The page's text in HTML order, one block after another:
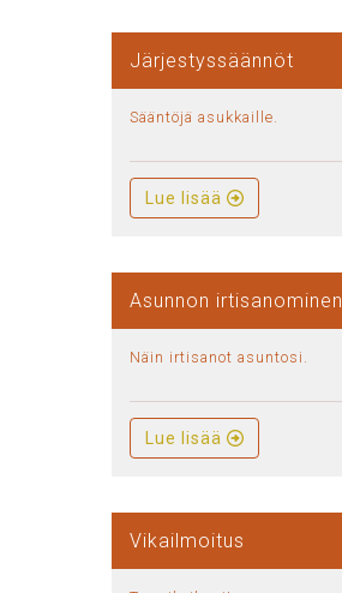
Järjestyssäännöt
Sääntöjä asukkaille.
Lue lisää
Asunnon irtisanominen
Näin irtisanot asuntosi.
Lue lisää
Vikailmoitus